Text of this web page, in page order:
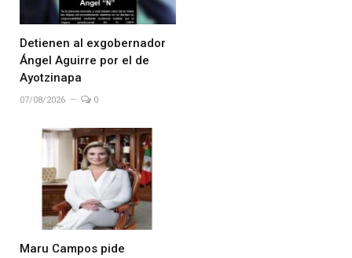
Detienen al exgobernador
Ángel Aguirre por el de
Ayotzinapa
07/08/2026 0
Maru Campos pide